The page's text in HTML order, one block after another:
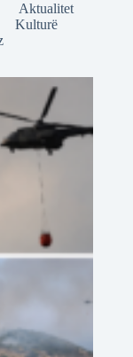
Aktualitet
Kulturë